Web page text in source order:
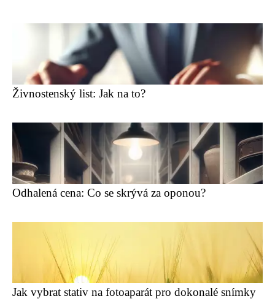
Živnostenský list: Jak na to?
Odhalená cena: Co se skrývá za oponou?
Jak vybrat stativ na fotoaparát pro dokonalé snímky